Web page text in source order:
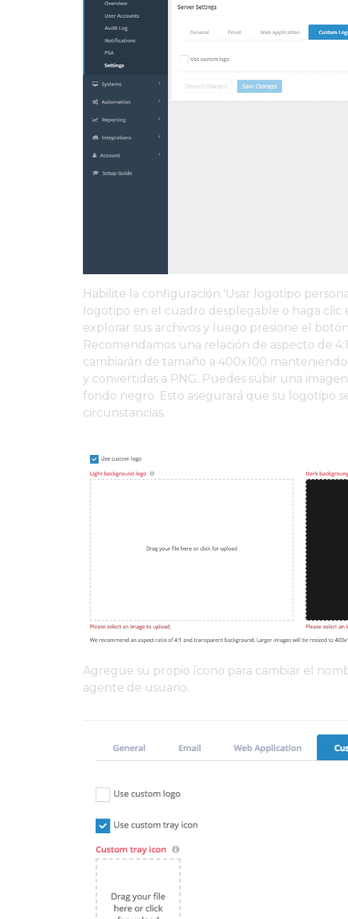
Habilite la configuración 'Usar logotipo
logotipo en el cuadro desplegable o haga
explorar sus archivos y luego presione el
Recomendamos una relación de aspecto de
cambiarán de tamaño a 400x100
y convertidas a PNG. Puedes subir una
fondo negro. Esto asegurará que su logotipo
circunstancias.
Agregue su propio ícono para cambiar el
agente de usuario.